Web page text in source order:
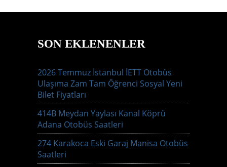
SON EKLENENLER
2026 Temmuz İstanbul İETT Otobüs
Ulaşıma Zam Tam Öğrenci Sosyal Yeni
Bilet Fiyatları
414B Meydan Yaylası Kanal Köprü
Adana Otobüs Saatleri
274 Karakoca Eski Garaj Manisa Otobüs
Saatleri